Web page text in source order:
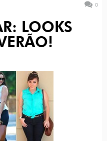
0
LOOKS